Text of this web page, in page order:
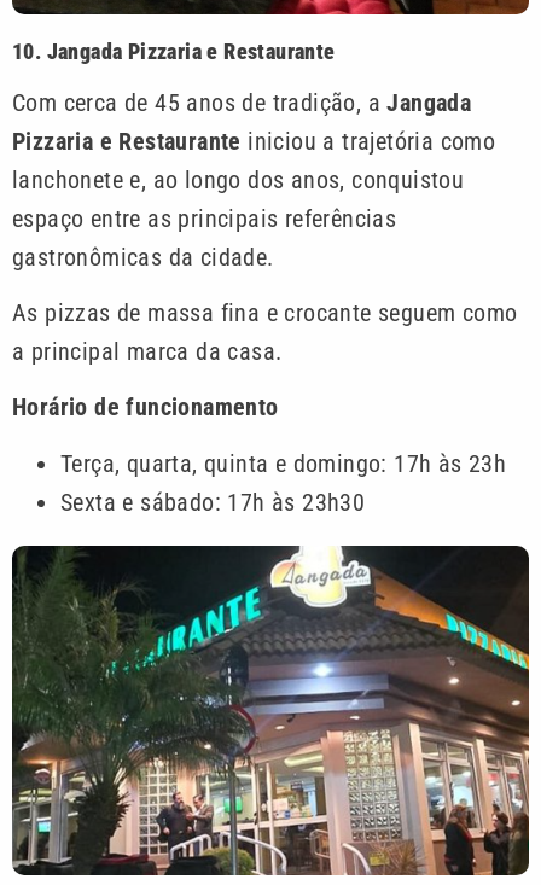
10. Jangada Pizzaria e Restaurante
Com cerca de 45 anos de tradição, aJangada
Pizzaria e Restaurante iniciou a trajetória como
lanchonete e, ao longo dos anos, conquistou
espaço entre as principais referências
gastronômicas da cidade.
As pizzas de massa fina e crocante seguem como
a principal marca da casa.
Horário de funcionamento
Terça, quarta, quinta e domingo: 17h às 23h
Sexta e sábado: 17h às 23h30